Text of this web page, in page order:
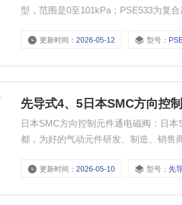
型，范围是0至101kPa；PSE533为复
蚀性气体、不燃性气体。 - 耐压力：1
更新时间：2026-05-12 型号：
先导式4、5日本SMC方向控
日本SMC方向控制元件通电磁阀：日
都，为好的气动元件研发、制造、销售
更新时间：2026-05-10 型号：先